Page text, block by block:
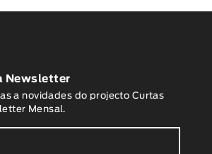
Newsletter
a novidades do projecto Curtas
Mensal.